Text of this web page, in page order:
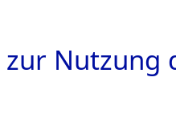
Nutzung